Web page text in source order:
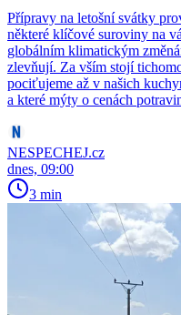
Přípravy na letošní svátky
některé klíčové suroviny na
globálním klimatickým
zlevňují. Za vším stojí
pociťujeme až v našich
a které mýty o cenách
NESPECHEJ.cz
dnes, 09:00
3 min